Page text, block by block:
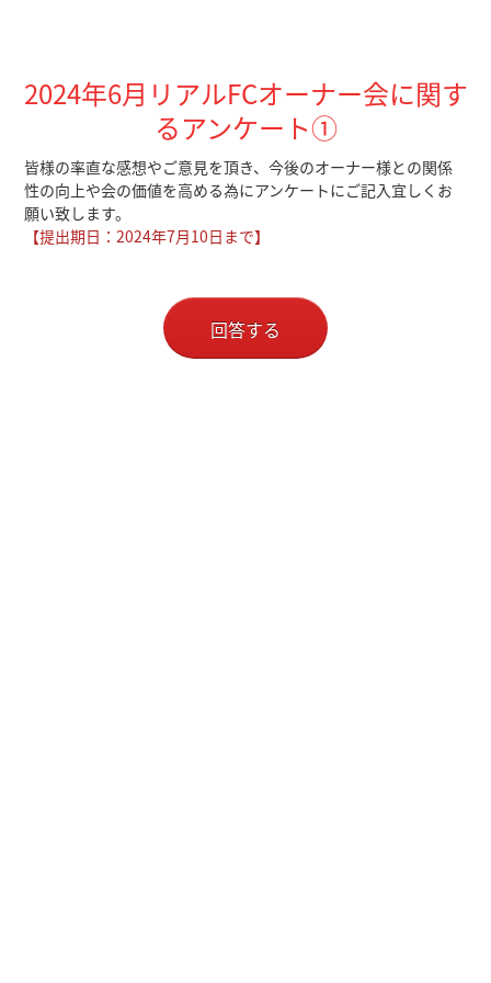
2024年6月リアルFCオーナー会に関す
るアンケート①
皆様の率直な感想やご意見を頂き、今後のオーナー様との関係
性の向上や会の価値を高める為にアンケートにご記入宜しくお
願い致します。
【提出期日：2024年7月10日まで】
回答する